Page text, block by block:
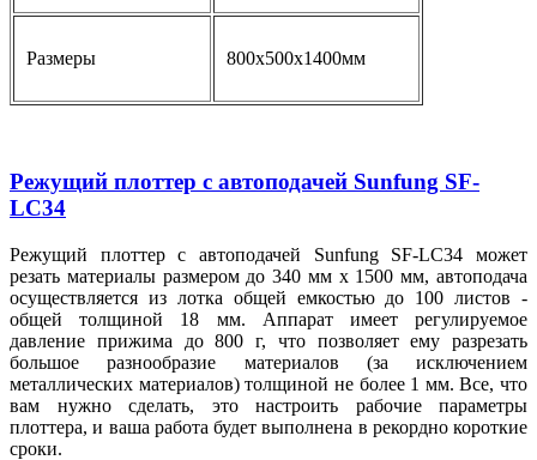
Размеры 800х500х1400мм
Режущий плоттер с автоподачей Sunfung SF-
LC34
Режущий плоттер с автоподачей Sunfung SF-LC34 может
резать материалы размером до 340 мм x 1500 мм, автоподача
осуществляется из лотка общей емкостью до 100 листов -
общей толщиной 18 мм. Аппарат имеет регулируемое
давление прижима до 800 г, что позволяет ему разрезать
большое разнообразие материалов (за исключением
металлических материалов) толщиной не более 1 мм. Все, что
вам нужно сделать, это настроить рабочие параметры
плоттера, и ваша работа будет выполнена в рекордно короткие
сроки.